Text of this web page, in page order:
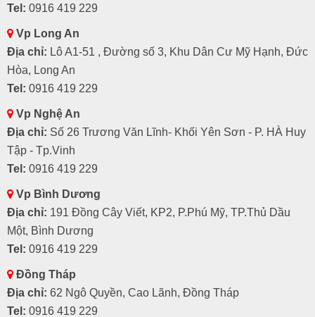
Tel: 0916 419 229
Vp Long An
Địa chỉ: Lô A1-51 , Đường số 3, Khu Dân Cư Mỹ Hạnh, Đức
Hòa, Long An
Tel: 0916 419 229
Vp Nghệ An
Địa chỉ: Số 26 Trương Văn Lĩnh- Khối Yên Sơn - P. HÀ Huy
Tập - Tp.Vinh
Tel: 0916 419 229
Vp Bình Dương
Địa chỉ: 191 Đồng Cây Viết, KP2, P.Phú Mỹ, TP.Thủ Dầu
Một, Bình Dương
Tel: 0916 419 229
Đồng Tháp
Địa chỉ: 62 Ngô Quyền, Cao Lãnh, Đồng Tháp
Tel: 0916 419 229